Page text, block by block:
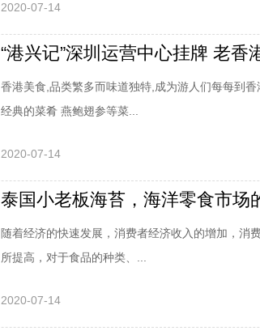
2020-07-14
“港兴记”深圳运营中心挂牌 老香
香港美食,品类繁多而味道独特,成为游人们每每到
经典的菜肴 燕鲍翅参等菜...
2020-07-14
泰国小老板海苔，海洋零食市场
随着经济的快速发展，消费者经济收入的增加，消
所提高，对于食品的种类、...
2020-07-14